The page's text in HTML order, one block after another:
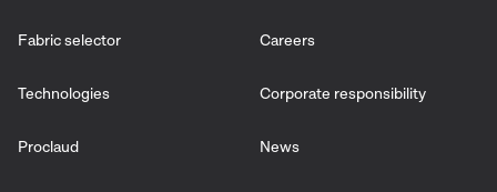
Fabric selector
Technologies
Proclaud
Careers
Corporate responsibility
News